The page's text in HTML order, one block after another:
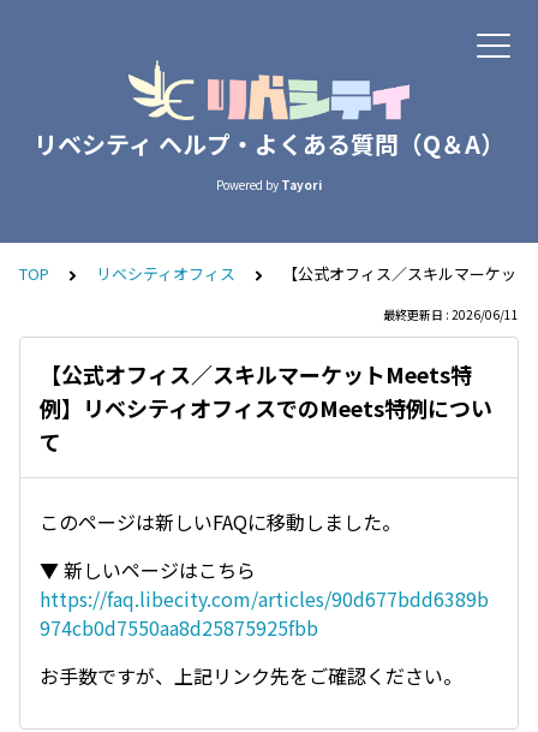
リベシティ ヘルプ・よくある質問（Q＆A）
Powered by Tayori
TOP リベシティオフィス 【公式オフィス／スキルマーケッ
最終更新日 : 2026/06/11
【公式オフィス／スキルマーケットMeets特
例】リベシティオフィスでのMeets特例につい
て
このページは新しいFAQに移動しました。
▼ 新しいページはこちら
https://faq.libecity.com/articles/90d677bdd6389b
974cb0d7550aa8d25875925fbb
お手数ですが、上記リンク先をご確認ください。